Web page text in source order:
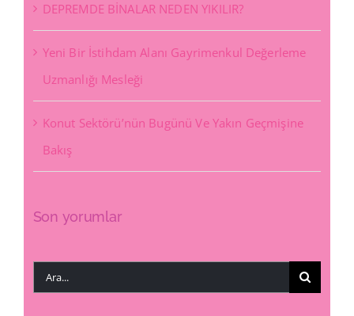
DEPREMDE BİNALAR NEDEN YIKILIR?
Yeni Bir İstihdam Alanı Gayrimenkul Değerleme
Uzmanlığı Mesleği
Konut Sektörü’nün Bugünü Ve Yakın Geçmişine
Bakış
Son yorumlar
Ara: